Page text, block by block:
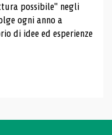
possibile" negli
ogni anno a
di idee ed esperienze